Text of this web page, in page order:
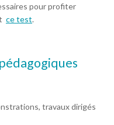
pour profiter
ce test.
travaux dirigés